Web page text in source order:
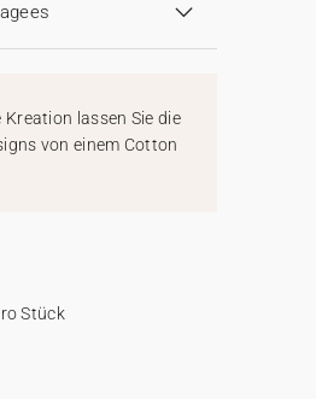
lassen Sie die
von einem Cotton
Stück